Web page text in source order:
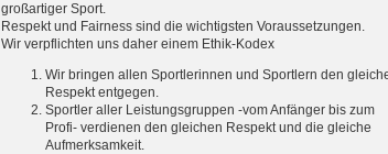
großartiger Sport.
Respekt und Fairness sind die wichtigsten Voraussetzungen.
Wir verpflichten uns daher einem Ethik-Kodex
Wir bringen allen Sportlerinnen und Sportlern den
Respekt entgegen.
Sportler aller Leistungsgruppen -vom Anfänger bis zum
Profi- verdienen den gleichen Respekt und die gleiche
Aufmerksamkeit.